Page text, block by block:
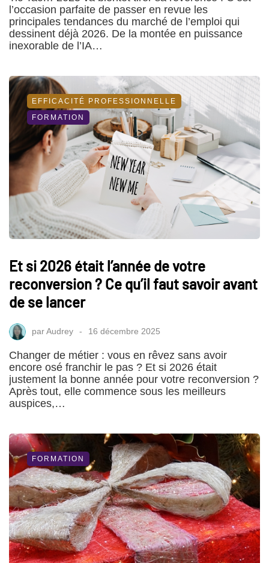
l’occasion parfaite de passer en revue les
principales tendances du marché de l’emploi qui
dessinent déjà 2026. De la montée en puissance
inexorable de l’IA…
EFFICACITÉ PROFESSIONNELLE
FORMATION
Et si 2026 était l’année de votre
reconversion ? Ce qu’il faut savoir avant
de se lancer
parAudrey 16 décembre 2025
Changer de métier : vous en rêvez sans avoir
encore osé franchir le pas ? Et si 2026 était
justement la bonne année pour votre reconversion ?
Après tout, elle commence sous les meilleurs
auspices,…
FORMATION